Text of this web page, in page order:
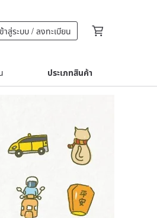
าสู่ระบบ / ลงทะเบียน
ประเภทสินค้า